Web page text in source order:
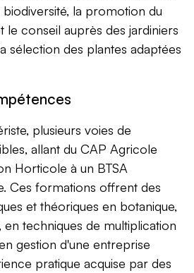
la promotion du
le conseil auprès des jardiniers
sélection des plantes adaptées
plusieurs voies de
allant du CAP Agricole
Horticole à un BTSA
Ces formations offrent des
et théoriques en botanique,
techniques de multiplication
gestion d'une entreprise
pratique acquise par des